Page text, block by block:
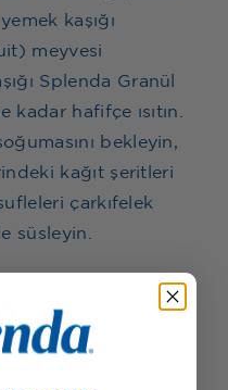
kaşığı
meyvesi
Splenda Granül
kadar hafifçe ısıtın.
bekleyin,
kağıt şeritleri
çarkıfelek
süsleyin.